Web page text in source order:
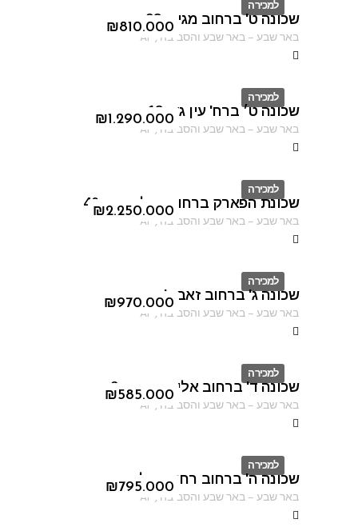
למכירה
ID
₪810.000
שכונה ט' ברחוב מגידו 38
באר שבע–באר שבע והסביבה ,
AF
למכירה
ID
₪1.290.000
שכונה ט׳ ברח' עין גדי 18
באר שבע–באר שבע והסביבה ,
AF
למכירה
ID
₪2.250.000
שכונת הפארק ברחוב נחל קדרון 40
באר שבע–באר שבע והסביבה ,
AF
למכירה
ID
₪970.000
שכונה ג' ברחוב זאב ז'בוטינסקי
באר שבע–באר שבע והסביבה ,
AF
למכירה
ID
₪585.000
שכונה ד' ברחוב אליהו הנביא 2
באר שבע–באר שבע והסביבה ,
AF
למכירה
ID
₪795.000
שכונה ה' ברחוב רחוב מילוס
באר שבע–באר שבע והסביבה ,
AF